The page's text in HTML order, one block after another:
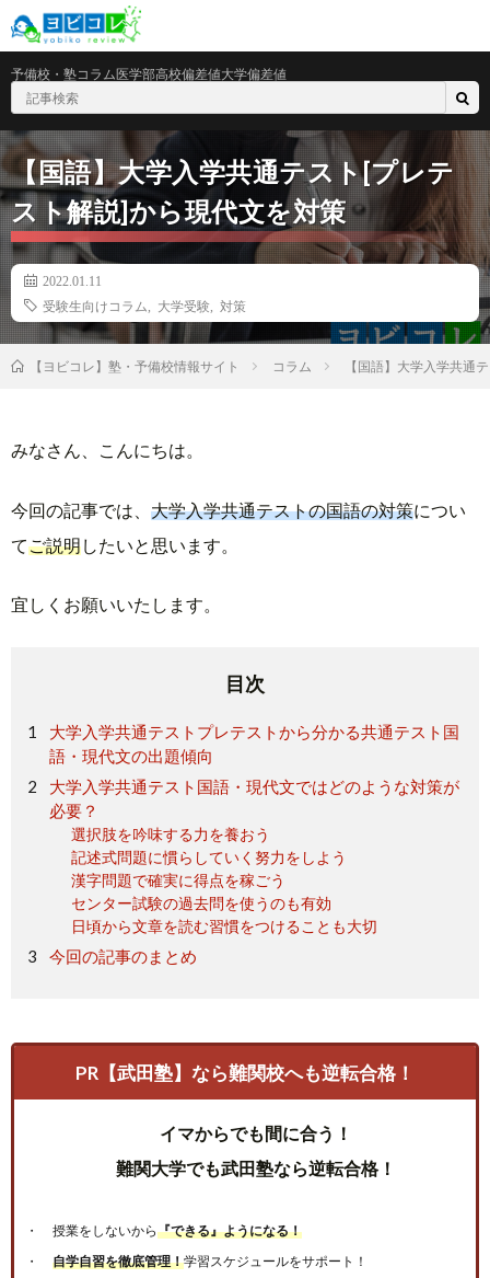
予備校・塾コラム医学部高校偏差値大学偏差値
【国語】大学入学共通テスト[プレテ
スト解説]から現代文を対策
2022.01.11
受験生向けコラム
大学受験 対策
【ヨビコレ】塾・予備校情報サイト コラム 【国語】大学入学共通
みなさん、こんにちは。
今回の記事では、 大学入学共通テストの国語の対策につい
てご説明したいと思います。
宜しくお願いいたします。
目次
大学入学共通テストプレテストから分かる共通テスト国
語・現代文の出題傾向
大学入学共通テスト国語・現代文ではどのような対策が
必要？
選択肢を吟味する力を養おう
記述式問題に慣らしていく努力をしよう
漢字問題で確実に得点を稼ごう
センター試験の過去問を使うのも有効
日頃から文章を読む習慣をつけることも大切
今回の記事のまとめ
PR【武田塾】なら難関校へも逆転合格！
イマからでも間に合う！
難関大学でも武田塾なら逆転合格！
授業をしないから『できる』ようになる！
自学自習を徹底管理！学習スケジュールをサポート！